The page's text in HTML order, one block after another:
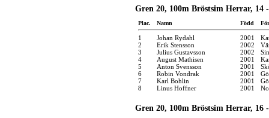
Gren 20, 100m Bröstsim Herrar, 14
Plac. Namn Född
1 Johan Rydahl 2001
2
Erik Stensson 2002
3
Julius Gustavsson 2002
4
August Mathisen 2001
5
Anton Svensson 2001
6
Robin Vondrak 2001
7
Karl Bohlin 2001
8
Linus Hoffner 2001
Gren 20, 100m Bröstsim Herrar, 16